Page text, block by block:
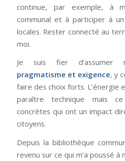
continue, par exemple, à
communal et à participer à
locales. Rester connecté au
moi.
Je suis fier d’assumer
pragmatisme et exigence, y
faire des choix forts. L’énergie
paraître technique mais
concrètes qui ont un impact
citoyens.
Depuis la bibliothèque
revenu sur ce qui m’a poussé